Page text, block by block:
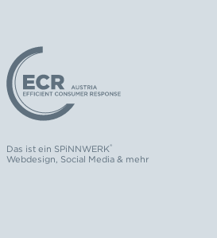
Logo: ECR Austria
Das ist ein SPiNNWERK®
Webdesign, Social Media& mehr